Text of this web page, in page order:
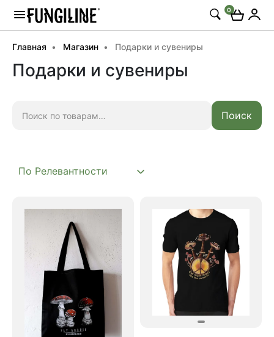
0
Главная Магазин Подарки и сувениры
Подарки и сувениры
Поиск